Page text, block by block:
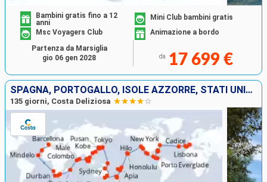
Bambini gratis fino a 12
anni
Mini Club bambini gratis
Msc Voyagers Club
Animazione a bordo
da 17 699 €
Partenza da Marsiglia
gio 06 gen 2028
SPAGNA, PORTOGALLO, ISOLE AZZORRE, STATI UNITI, FLORIDA (USA), PANAMA, MESSICO, STATI UNITI, HAWAI, FIJI, NUOVA ZELANDA, AUSTRALIA, GIAPPONE, MALESIA, SUD AFRICA
135 giorni, Costa Deliziosa